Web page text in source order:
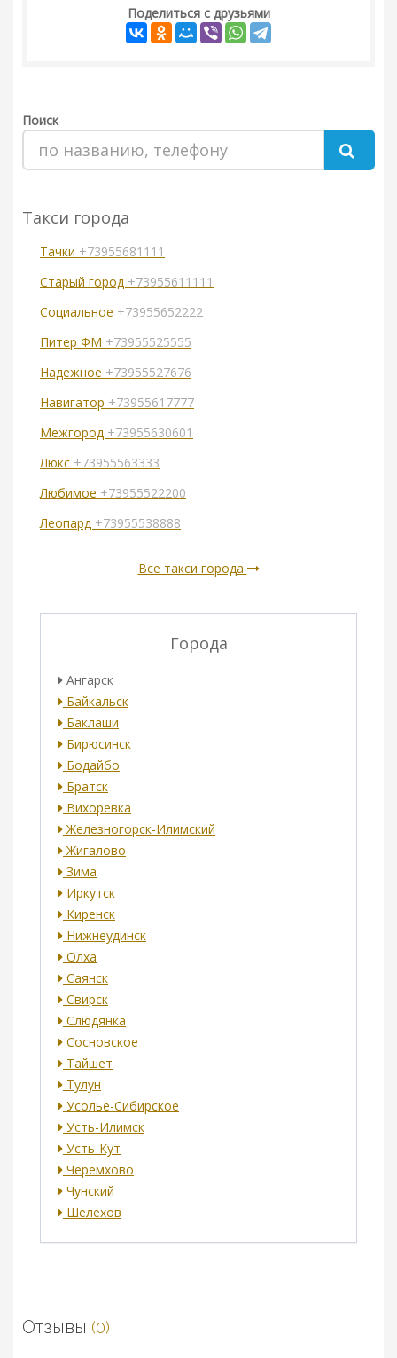
Поделиться с друзьями
Поиск
Такси города
Тачки +73955681111
Старый город +73955611111
Социальное +73955652222
Питер ФМ +73955525555
Надежное +73955527676
Навигатор +73955617777
Межгород +73955630601
Люкс +73955563333
Любимое +73955522200
Леопард +73955538888
Все такси города
Города
Ангарск
Байкальск
Баклаши
Бирюсинск
Бодайбо
Братск
Вихоревка
Железногорск-Илимский
Жигалово
Зима
Иркутск
Киренск
Нижнеудинск
Олха
Саянск
Свирск
Слюдянка
Сосновское
Тайшет
Тулун
Усолье-Сибирское
Усть-Илимск
Усть-Кут
Черемхово
Чунский
Шелехов
Отзывы (0)